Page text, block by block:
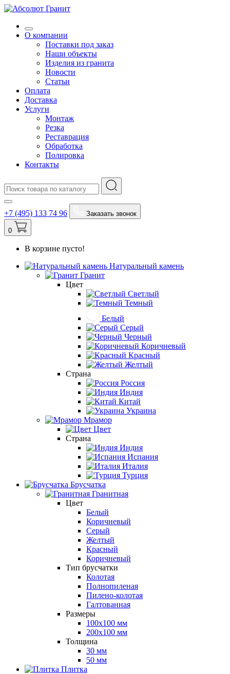
О компании
Поставки под заказ
Наши объекты
Изделия из гранита
Новости
Статьи
Оплата
Доставка
Услуги
Монтаж
Резка
Реставрация
Обработка
Полировка
Контакты
+7 (495) 133 74 96 Заказать звонок
0
В корзине пусто!
Натуральный камень
Гранит
Цвет
Светлый
Темный
Белый
Серый
Черный
Коричневый
Красный
Желтый
Страна
Россия
Индия
Китай
Украина
Мрамор
Цвет
Страна
Индия
Испания
Италия
Турция
Брусчатка
Гранитная
Цвет
Белый
Коричневый
Серый
Желтый
Красный
Коричневый
Тип брусчатки
Колотая
Полнопиленая
Пилено-колотая
Галтованная
Размеры
100х100 мм
200х100 мм
Толщина
30 мм
50 мм
Плитка